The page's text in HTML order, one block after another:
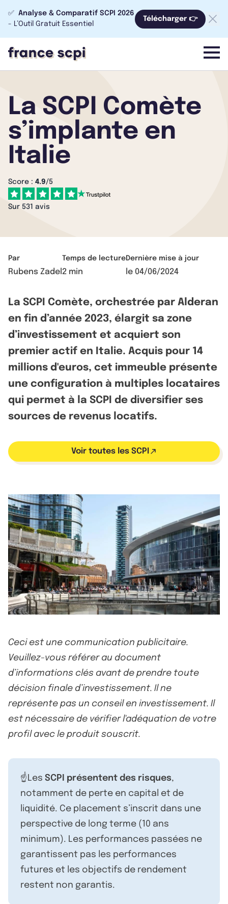
✅ Analyse & Comparatif SCPI 2026
- L’Outil Gratuit Essentiel
Télécharger 👉
menu
La SCPI Comète
s’implante en
Italie
Score : 4.9/5
Sur 531 avis
Par
Rubens Zadel
Temps de lecture
2 min
Dernière mise à jour
le 04/06/2024
La SCPI Comète, orchestrée par Alderan
en fin d’année 2023, élargit sa zone
d’investissement et acquiert son
premier actif en Italie. Acquis pour 14
millions d'euros, cet immeuble présente
une configuration à multiples locataires
qui permet à la SCPI de diversifier ses
sources de revenus locatifs.
Voir toutes les SCPI
Ceci est une communication publicitaire.
Veuillez-vous référer au document
d’informations clés avant de prendre toute
décision finale d’investissement. Il ne
représente pas un conseil en investissement. Il
est nécessaire de vérifier l'adéquation de votre
profil avec le produit souscrit.
☝️Les SCPI présentent des risques,
notamment de perte en capital et de
liquidité. Ce placement s’inscrit dans une
perspective de long terme (10 ans
minimum). Les performances passées ne
garantissent pas les performances
futures et les objectifs de rendement
restent non garantis.